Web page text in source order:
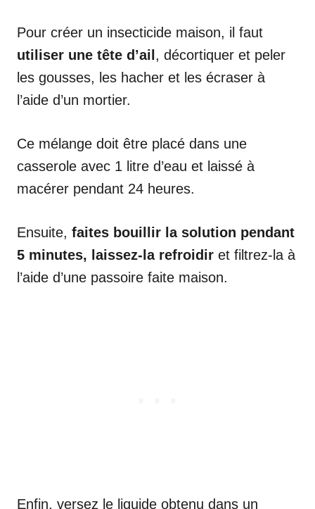
Pour créer un insecticide maison, il faut
utiliser une tête d’ail , décortiquer et peler
les gousses, les hacher et les écraser à
l’aide d’un mortier.
Ce mélange doit être placé dans une
casserole avec 1 litre d’eau et laissé à
macérer pendant 24 heures.
Ensuite, faites bouillir la solution pendant
5 minutes, laissez-la refroidir et filtrez-la à
l’aide d’une passoire faite maison.
Enfin, versez le liquide obtenu dans un